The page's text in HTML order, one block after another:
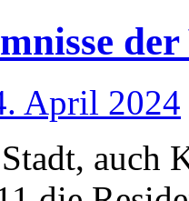
April 2024
auch